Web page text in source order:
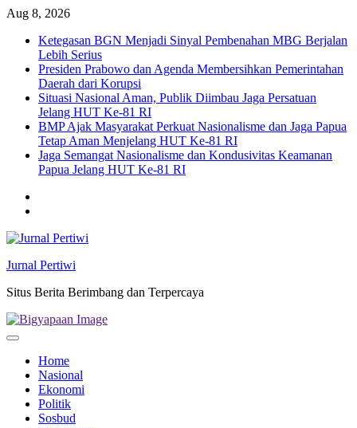
Skip
content
Aug 8, 2026
Ketegasan BGN Menjadi Sinyal Pembenahan MBG Berjalan
Lebih Serius
Presiden Prabowo dan Agenda Membersihkan Pemerintahan
Daerah dari Korupsi
Situasi Nasional Aman, Publik Diimbau Jaga Persatuan
Jelang HUT Ke-81 RI
BMP Ajak Masyarakat Perkuat Nasionalisme dan Jaga Papua
Tetap Aman Menjelang HUT Ke-81 RI
Jaga Semangat Nasionalisme dan Kondusivitas Keamanan
Papua Jelang HUT Ke-81 RI
Jurnal Pertiwi
Situs Berita Berimbang dan Terpercaya
Home
Nasional
Ekonomi
Politik
Sosbud